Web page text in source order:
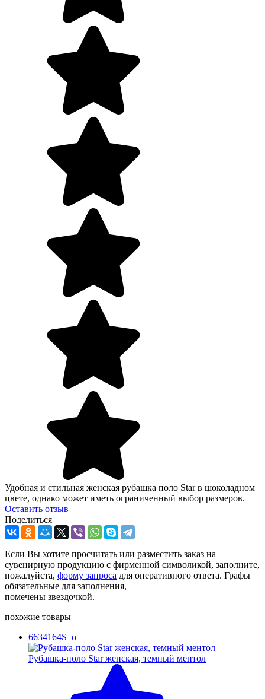
Удобная и стильная женская рубашка поло Star в шоколадном
цвете, однако может иметь ограниченный выбор размеров.
Оcтавить отзыв
Поделиться
Если Вы хотите просчитать или разместить заказ на
сувенирную продукцию с фирменной символикой, заполните,
пожалуйста, форму запроса для оперативного ответа. Графы
обязательные для заполнения,
помечены звездочкой.
похожие товары
6634164S_o
Рубашка-поло Star женская, темный ментол